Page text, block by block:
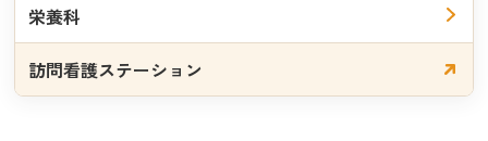
手の外科
末梢神経
上肢疾患・外傷
栄養科
訪問看護ステーション